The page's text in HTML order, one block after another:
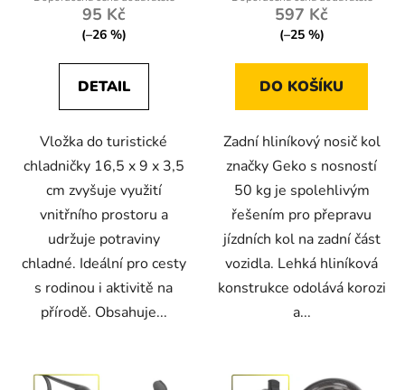
95 Kč
(–26 %)
DETAIL
Vložka do turistické
chladničky 16,5 x 9 x 3,5
cm zvyšuje využití
vnitřního prostoru a
udržuje potraviny
chladné. Ideální pro cesty
s rodinou i aktivitě na
přírodě. Obsahuje...
597 Kč
(–25 %)
DO KOŠÍKU
Zadní hliníkový nosič kol
značky Geko s nosností
50 kg je spolehlivým
řešením pro přepravu
jízdních kol na zadní část
vozidla. Lehká hliníková
konstrukce odolává korozi
a...